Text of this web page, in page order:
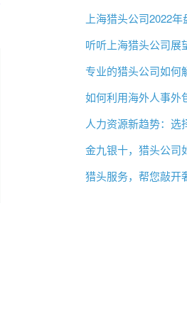
听听上海猎头公司展
猎头服务，帮您敲开